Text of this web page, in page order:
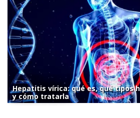
Hepatitis vírica: qué es, qué tipos
y cómo tratarla